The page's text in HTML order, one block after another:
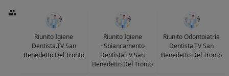
Riunito Igiene
Dentista.TV San
Benedetto Del Tronto
Riunito Igiene
+Sbiancamento
Dentista.TV San
Benedetto Del Tronto
Riunito Odontoiatria
Dentista.TV San
Benedetto Del Tronto